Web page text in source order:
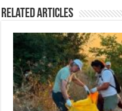
Related Articles